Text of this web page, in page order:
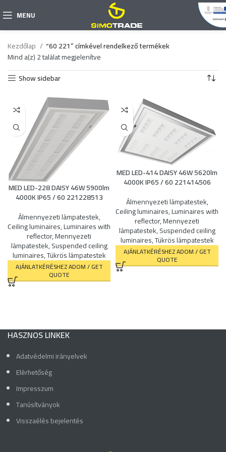
MENU
Kezdőlap
“60 221” címkével rendelkező termékek
Mind a(z) 2 találat megjelenítve
Show sidebar
MED LED-228 DAISY 46W 5900lm
4000K IP65 / 60 221228513
Álmennyezeti lámpatestek,
Ceiling luminaires,Luminaires with
reflector,Mennyezeti
lámpatestek,Suspended ceiling
luminaires,Tükrös lámpatestek
AJÁNLATKÉRÉSHEZ ADOM / GET
QUOTE
MED LED-414 DAISY 46W 5620lm
4000K IP65 / 60 221414506
Álmennyezeti lámpatestek,
Ceiling luminaires,Luminaires with
reflector,Mennyezeti
lámpatestek,Suspended ceiling
luminaires,Tükrös lámpatestek
AJÁNLATKÉRÉSHEZ ADOM / GET
QUOTE
HASZNOS LINKEK
Adatvédelmi irányelvek
Elérhetőség
Impresszum
Tanúsítványok
Visszaélés bejelentés